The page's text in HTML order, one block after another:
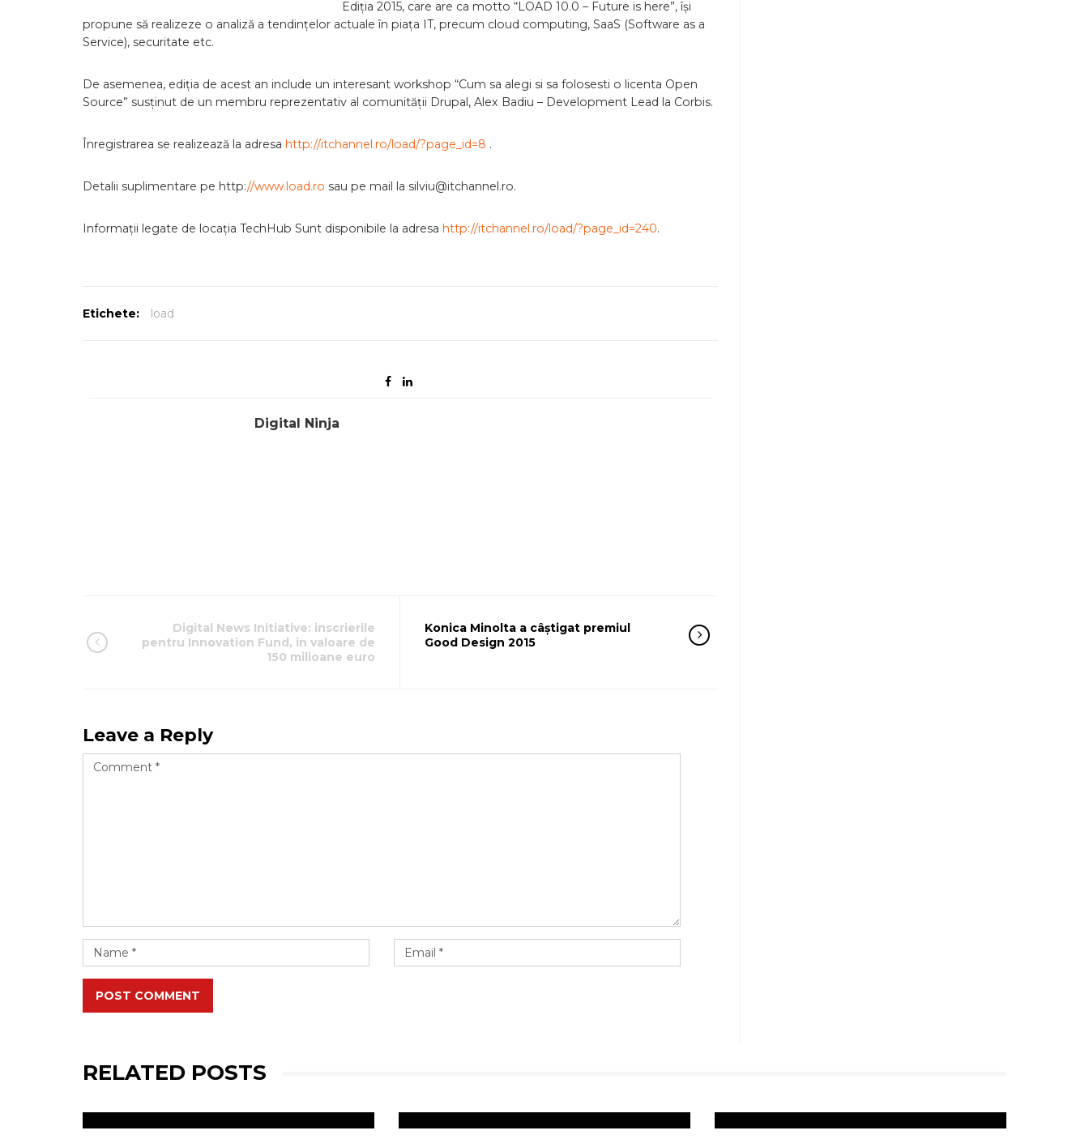
Ediția 2015, care are ca motto “LOAD 10.0 – Future is here”, își
propune să realizeze o analiză a tendințelor actuale în piața IT, precum cloud computing, SaaS (Software as a
Service), securitate etc.
De asemenea, ediția de acest an include un interesant workshop “Cum sa alegi si sa folosesti o licenta Open
Source” susținut de un membru reprezentativ al comunității Drupal, Alex Badiu – Development Lead la Corbis.
Înregistrarea se realizează la adresa http://itchannel.ro/load/?page_id=8 .
Detalii suplimentare pe http://www.load.ro sau pe mail la silviu@itchannel.ro.
Informații legate de locația TechHub Sunt disponibile la adresa http://itchannel.ro/load/?page_id=240.
Etichete: load
Digital Ninja
Digital News Initiative: inscrierile
pentru Innovation Fund, in valoare de
150 milioane euro
Konica Minolta a câștigat premiul
Good Design 2015
Leave a Reply
POST COMMENT
RELATED POSTS